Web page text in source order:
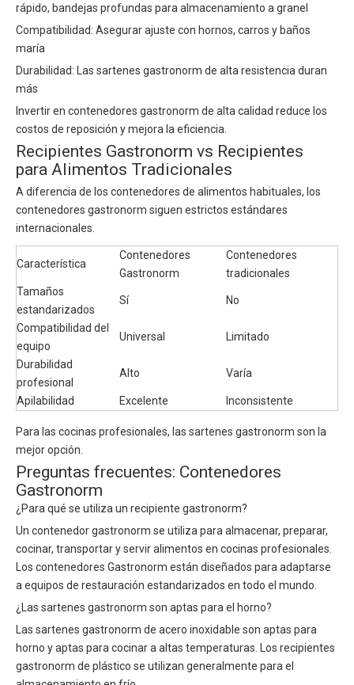
rápido, bandejas profundas para almacenamiento a granel
Compatibilidad: Asegurar ajuste con hornos, carros y baños
maría
Durabilidad: Las sartenes gastronorm de alta resistencia duran
más
Invertir en contenedores gastronorm de alta calidad reduce los
costos de reposición y mejora la eficiencia.
Recipientes Gastronorm vs Recipientes
para Alimentos Tradicionales
A diferencia de los contenedores de alimentos habituales, los
contenedores gastronorm siguen estrictos estándares
internacionales.
Característica
Contenedores
Gastronorm
Contenedores
tradicionales
Tamaños
estandarizados
Sí No
Compatibilidad del
equipo
Universal Limitado
Durabilidad
profesional
Alto Varía
Apilabilidad Excelente Inconsistente
Para las cocinas profesionales, las sartenes gastronorm son la
mejor opción.
Preguntas frecuentes: Contenedores
Gastronorm
¿Para qué se utiliza un recipiente gastronorm?
Un contenedor gastronorm se utiliza para almacenar, preparar,
cocinar, transportar y servir alimentos en cocinas profesionales.
Los contenedores Gastronorm están diseñados para adaptarse
a equipos de restauración estandarizados en todo el mundo.
¿Las sartenes gastronorm son aptas para el horno?
Las sartenes gastronorm de acero inoxidable son aptas para
horno y aptas para cocinar a altas temperaturas. Los recipientes
gastronorm de plástico se utilizan generalmente para el